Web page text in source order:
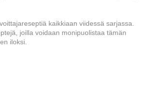
kaikkiaan viidessä sarjassa.
joilla voidaan monipuolistaa tämän
iloksi.